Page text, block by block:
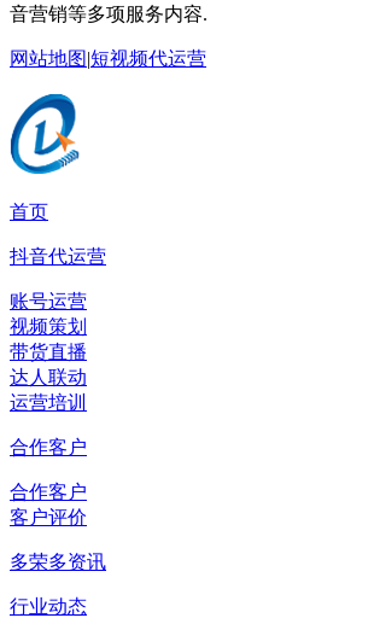
音营销等多项服务内容.
网站地图|短视频代运营
首页
抖音代运营
账号运营
视频策划
带货直播
达人联动
运营培训
合作客户
合作客户
客户评价
多荣多资讯
行业动态